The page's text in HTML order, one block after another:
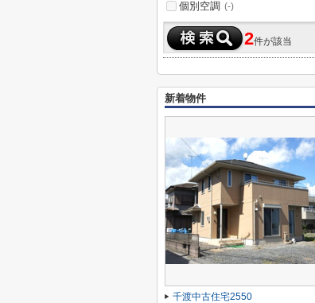
個別空調 (-)
2件が該当
新着物件
千渡中古住宅2550